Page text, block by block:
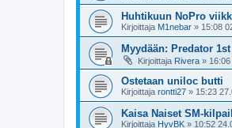
Huhtikuun NoPro
Kirjoittaja M1nebar » 15:08
Myydään: Predator
Kirjoittaja Rivera »
Ostetaan uniloc butti
Kirjoittaja rontti27 » 15:23
Kaisa Naiset SM-
Kirjoittaja HyvBK » 10:52